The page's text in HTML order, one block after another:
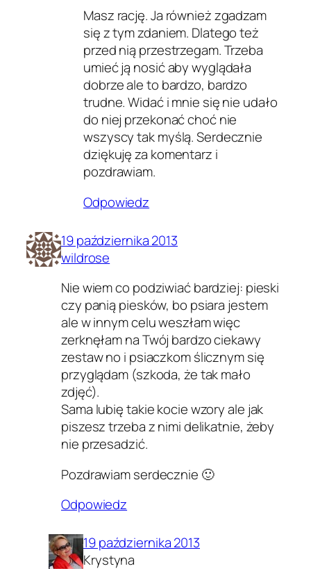
Masz rację. Ja również zgadzam
się z tym zdaniem. Dlatego też
przed nią przestrzegam. Trzeba
umieć ją nosić aby wyglądała
dobrze ale to bardzo, bardzo
trudne. Widać i mnie się nie udało
do niej przekonać choć nie
wszyscy tak myślą. Serdecznie
dziękuję za komentarz i
pozdrawiam.
Odpowiedz
19 października 2013
wildrose
Nie wiem co podziwiać bardziej: pieski
czy panią piesków, bo psiara jestem
ale w innym celu weszłam więc
zerknęłam na Twój bardzo ciekawy
zestaw no i psiaczkom ślicznym się
przyglądam (szkoda, że tak mało
zdjęć).
Sama lubię takie kocie wzory ale jak
piszesz trzeba z nimi delikatnie, żeby
nie przesadzić.
Pozdrawiam serdecznie 🙂
Odpowiedz
19 października 2013
Krystyna